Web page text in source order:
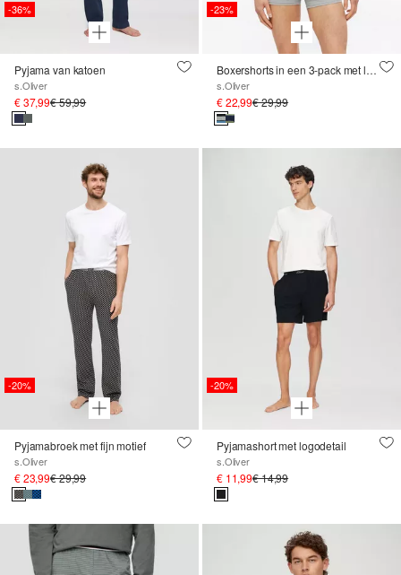
-36%
Pyjama van katoen
s.Oliver
€ 37,99€ 59,99
-23%
Boxershorts in een 3-pack met logotailleband
s.Oliver
€ 22,99€ 29,99
-20%
Pyjamabroek met fijn motief
s.Oliver
€ 23,99€ 29,99
-20%
Pyjamashort met logodetail
s.Oliver
€ 11,99€ 14,99